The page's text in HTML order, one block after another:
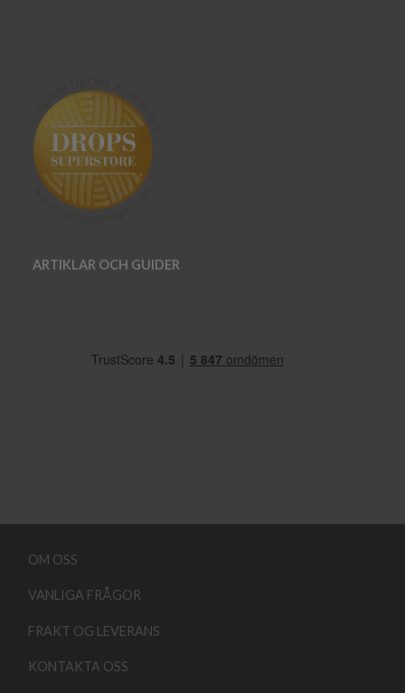
ARTIKLAR OCH GUIDER
OM OSS
VANLIGA FRÅGOR
FRAKT OG LEVERANS
KONTAKTA OSS